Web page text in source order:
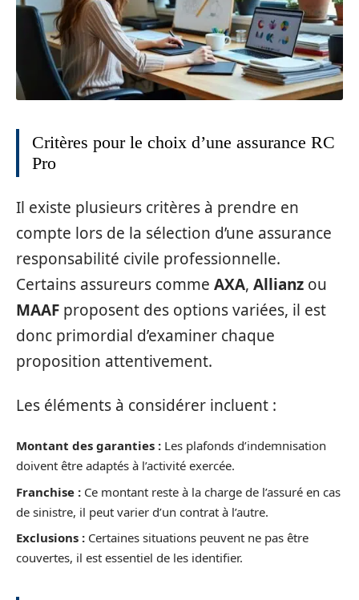
Critères pour le choix d’une assurance RC
Pro
Il existe plusieurs critères à prendre en
compte lors de la sélection d’une assurance
responsabilité civile professionnelle.
Certains assureurs comme AXA, Allianz ou
MAAF proposent des options variées, il est
donc primordial d’examiner chaque
proposition attentivement.
Les éléments à considérer incluent :
Montant des garanties : Les plafonds d’indemnisation
doivent être adaptés à l’activité exercée.
Franchise : Ce montant reste à la charge de l’assuré en cas
de sinistre, il peut varier d’un contrat à l’autre.
Exclusions : Certaines situations peuvent ne pas être
couvertes, il est essentiel de les identifier.